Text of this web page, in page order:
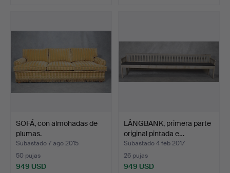
SOFÁ, con almohadas de
plumas.
Subastado 7 ago 2015
50 pujas
949 USD
LÅNGBÄNK, primera parte
original pintada e…
Subastado 4 feb 2017
26 pujas
949 USD